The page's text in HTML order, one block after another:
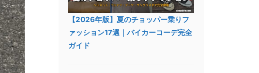
【2026年版】夏のチョッパー乗りフ
ァッション17選｜バイカーコーデ完全
ガイド